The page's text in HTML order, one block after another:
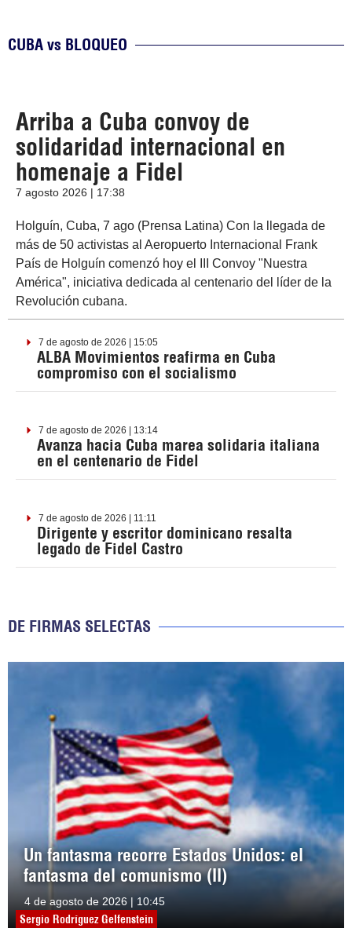
CUBA vs BLOQUEO
Arriba a Cuba convoy de
solidaridad internacional en
homenaje a Fidel
7 agosto 2026 | 17:38
Holguín, Cuba, 7 ago (Prensa Latina) Con la llegada de
más de 50 activistas al Aeropuerto Internacional Frank
País de Holguín comenzó hoy el III Convoy "Nuestra
América", iniciativa dedicada al centenario del líder de la
Revolución cubana.
7 de agosto de 2026 | 15:05
ALBA Movimientos reafirma en Cuba
compromiso con el socialismo
7 de agosto de 2026 | 13:14
Avanza hacia Cuba marea solidaria italiana
en el centenario de Fidel
7 de agosto de 2026 | 11:11
Dirigente y escritor dominicano resalta
legado de Fidel Castro
DE FIRMAS SELECTAS
Un fantasma recorre Estados Unidos: el
fantasma del comunismo (II)
4 de agosto de 2026 | 10:45
Sergio Rodríguez Gelfenstein